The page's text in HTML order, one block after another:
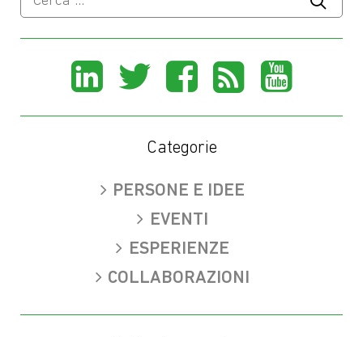
Share
on
LinkedIn
Share
on
X
(Twitter)
Share
on
Facebook
Share
on on
Categorie
PERSONE E IDEE
EVENTI
ESPERIENZE
COLLABORAZIONI